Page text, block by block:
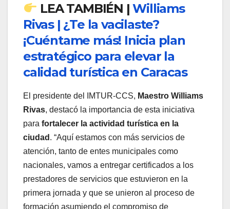
LEA TAMBIÉN |Williams
Rivas | ¿Te la vacilaste?
¡Cuéntame más! Inicia plan
estratégico para elevar la
calidad turística en Caracas
El presidente del IMTUR-CCS, Maestro Williams
Rivas, destacó la importancia de esta iniciativa
para fortalecer la actividad turística en la
ciudad . “Aquí estamos con más servicios de
atención, tanto de entes municipales como
nacionales, vamos a entregar certificados a los
prestadores de servicios que estuvieron en la
primera jornada y que se unieron al proceso de
formación asumiendo el compromiso de